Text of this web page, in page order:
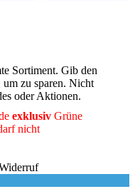
Sortiment. Gib den
zu sparen. Nicht
oder Aktionen.
exklusiv Grüne
nicht